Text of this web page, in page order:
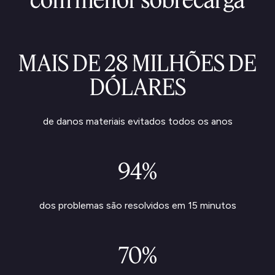
MAIS DE 28 MILHÕES DE
DÓLARES
de danos materiais evitados todos os anos
94%
dos problemas são resolvidos em 15 minutos
70%